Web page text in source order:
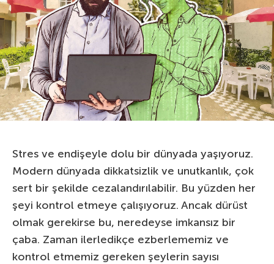
Stres ve endişeyle dolu bir dünyada yaşıyoruz.
Modern dünyada dikkatsizlik ve unutkanlık, çok
sert bir şekilde cezalandırılabilir. Bu yüzden her
şeyi kontrol etmeye çalışıyoruz. Ancak dürüst
olmak gerekirse bu, neredeyse imkansız bir
çaba. Zaman ilerledikçe ezberlememiz ve
kontrol etmemiz gereken şeylerin sayısı